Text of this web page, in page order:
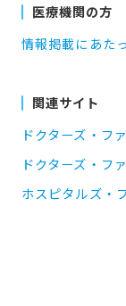
医療機関の方
情報掲載にあた
関連サイト
ドクターズ・フ
ドクターズ・フ
ホスピタルズ・